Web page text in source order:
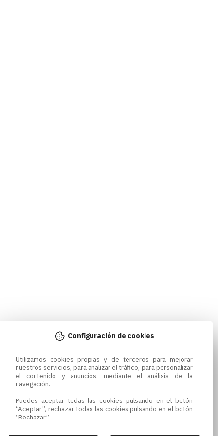
Configuración de cookies
Utilizamos cookies propias y de terceros para mejorar
nuestros servicios, para analizar el tráfico, para personalizar
el contenido y anuncios, mediante el análisis de la
navegación.
Puedes aceptar todas las cookies pulsando en el botón
“Aceptar”, rechazar todas las cookies pulsando en el botón
“Rechazar”